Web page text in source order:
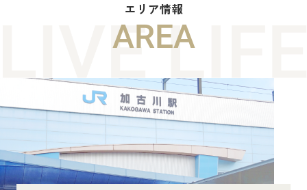
エリア情報
AREA